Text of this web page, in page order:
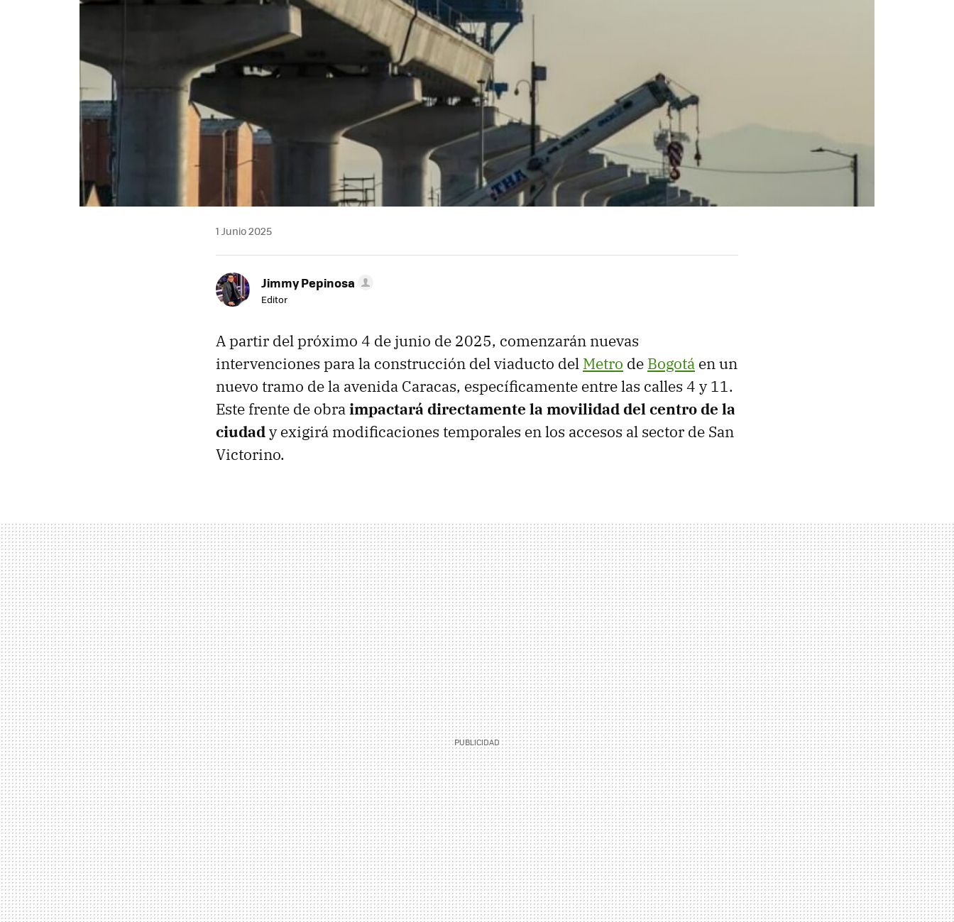
1 Junio 2025
Jimmy Pepinosa
Editor
A partir del próximo 4 de junio de 2025, comenzarán nuevas
intervenciones para la construcción del viaducto del Metro de Bogotá en un
nuevo tramo de la avenida Caracas, específicamente entre las calles 4 y 11.
Este frente de obraimpactará directamente la movilidad del centro de la
ciudady exigirá modificaciones temporales en los accesos al sector de San
Victorino.